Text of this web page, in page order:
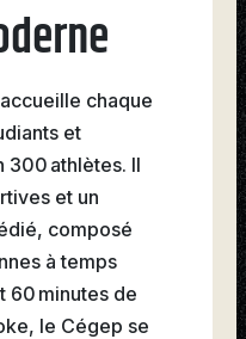
chaque
et
300 athlètes. Il
et un
composé
à temps
60 minutes de
le Cégep se